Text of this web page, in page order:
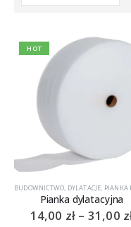
HOT
BUDOWNICTWO, DYLATACJE, PIANKA
Pianka dylatacyjna
14,00 zł – 31,00